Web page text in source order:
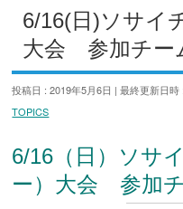
6/16(日)ソサイ
大会 参加チー
投稿日 : 2019年5月6日 最終更新日時
TOPICS
6/16 （日）ソサ
ー）大会 参加チ